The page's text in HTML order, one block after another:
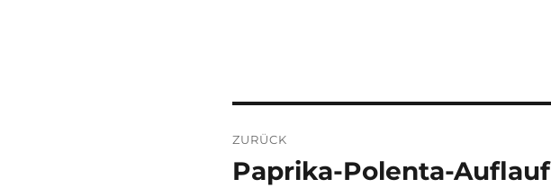
ZURÜCK
Vorheriger
Paprika-Polenta-Auflauf